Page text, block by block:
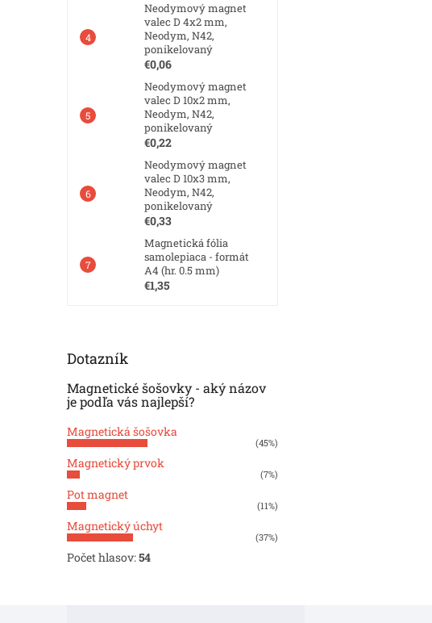
Neodymový magnet
valec D 4x2 mm,
Neodym, N42,
ponikelovaný
€0,06
Neodymový magnet
valec D 10x2 mm,
Neodym, N42,
ponikelovaný
€0,22
Neodymový magnet
valec D 10x3 mm,
Neodym, N42,
ponikelovaný
€0,33
Magnetická fólia
samolepiaca - formát
A4 (hr. 0.5 mm)
€1,35
Dotazník
Magnetické šošovky - aký názov
je podľa vás najlepší?
Magnetická šošovka
(45%)
Magnetický prvok
(7%)
Pot magnet
(11%)
Magnetický úchyt
(37%)
Počet hlasov:54